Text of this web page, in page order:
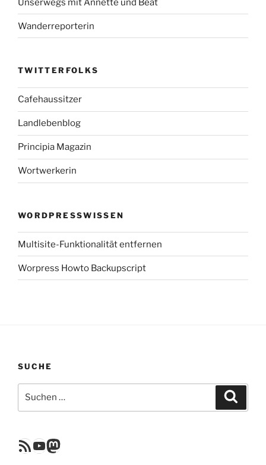
Unserwegs mit Annette und Beat
Wanderreporterin
TWITTERFOLKS
Cafehaussitzer
Landlebenblog
Principia Magazin
Wortwerkerin
WORDPRESSWISSEN
Multisite-Funktionalität entfernen
Worpress Howto Backupscript
SUCHE
nach:
RSS FeedYouTube
Mastodon